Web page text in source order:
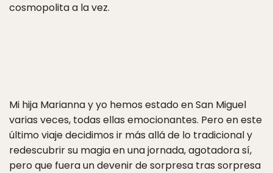
cosmopolita a la vez.
Mi hija Marianna y yo hemos estado en San Miguel
varias veces, todas ellas emocionantes. Pero en este
último viaje decidimos ir más allá de lo tradicional y
redescubrir su magia en una jornada, agotadora sí,
pero que fuera un devenir de sorpresa tras sorpresa